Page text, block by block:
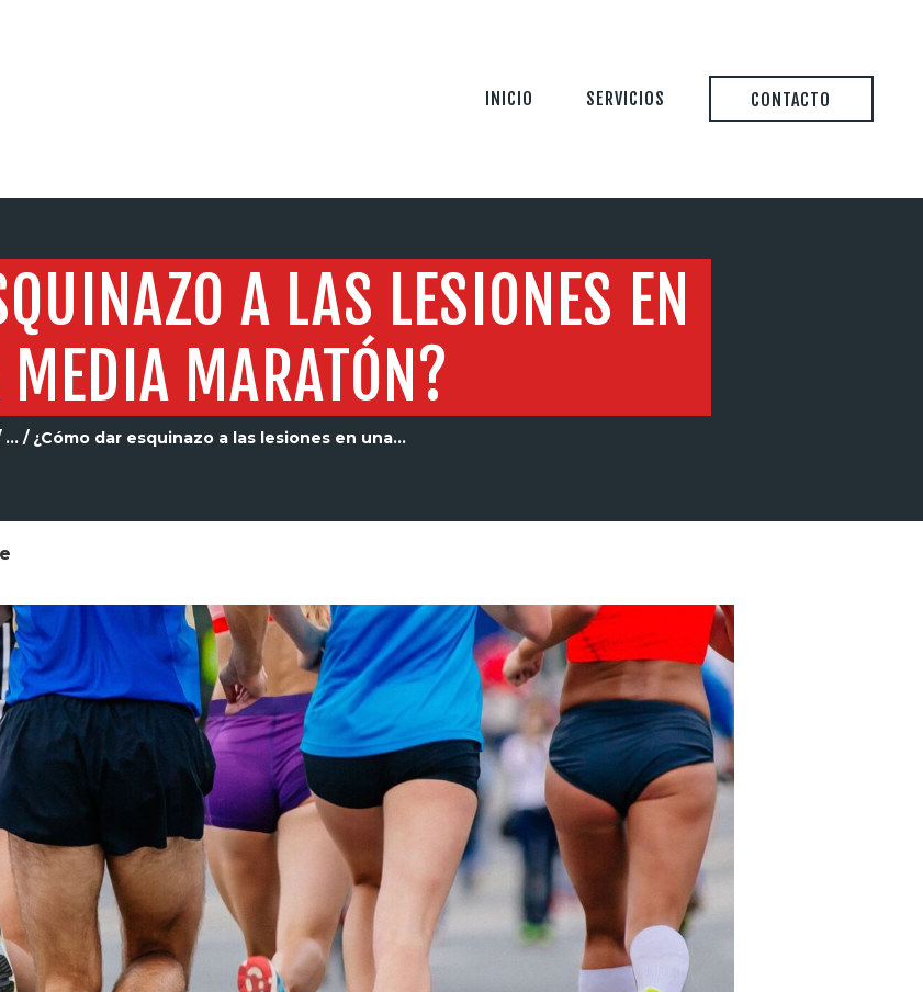
INICIO SERVICIOS CONTACTO
A LAS LESIONES EN
MARATÓN?
... ¿Cómo dar esquinazo a las lesiones en una...